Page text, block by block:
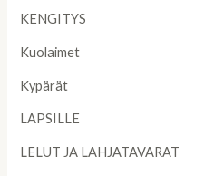
KENGITYS
Kuolaimet
Kypärät
LAPSILLE
LELUT JA LAHJATAVARAT